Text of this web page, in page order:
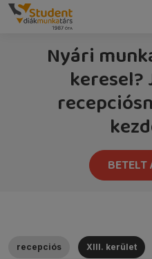
Nyári
keresel?
recepciós XIII. kerület